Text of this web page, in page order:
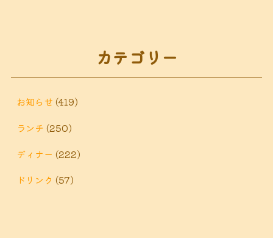
鶴巻 カフェ
ィナー鶴巻 ランチ
泉鶴巻温泉駅
カテゴリー
お知らせ (419)
ランチ (250)
ディナー (222)
ドリンク (57)